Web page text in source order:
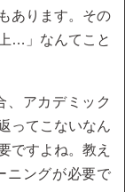
あります。その
…」なんてこと
、アカデミック
ってこないなん
ですよね。教え
ニングが必要で